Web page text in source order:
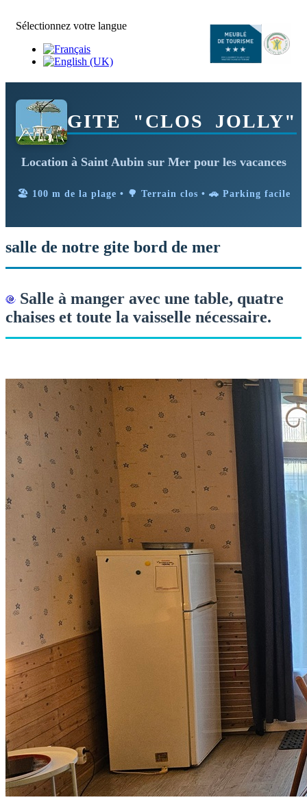
Sélectionnez votre langue
GITE "CLOS JOLLY"
Location à Saint Aubin sur Mer pour les vacances
🏖️ 100 m de la plage • 🌳 Terrain clos • 🚗 Parking facile
salle de notre gite bord de mer
Salle à manger avec une table, quatre
chaises et toute la vaisselle nécessaire.